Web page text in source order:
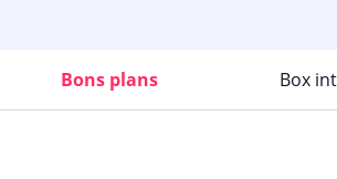
Bons plans Box